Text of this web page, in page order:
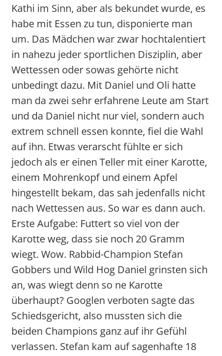
Kathi im Sinn, aber als bekundet wurde, es
habe mit Essen zu tun, disponierte man
um. Das Mädchen war zwar hochtalentiert
in nahezu jeder sportlichen Disziplin, aber
Wettessen oder sowas gehörte nicht
unbedingt dazu. Mit Daniel und Oli hatte
man da zwei sehr erfahrene Leute am Start
und da Daniel nicht nur viel, sondern auch
extrem schnell essen konnte, fiel die Wahl
auf ihn. Etwas verarscht fühlte er sich
jedoch als er einen Teller mit einer Karotte,
einem Mohrenkopf und einem Apfel
hingestellt bekam, das sah jedenfalls nicht
nach Wettessen aus. So war es dann auch.
Erste Aufgabe: Futtert so viel von der
Karotte weg, dass sie noch 20 Gramm
wiegt. Wow. Rabbid-Champion Stefan
Gobbers und Wild Hog Daniel grinsten sich
an, was wiegt denn so ne Karotte
überhaupt? Googlen verboten sagte das
Schiedsgericht, also mussten sich die
beiden Champions ganz auf ihr Gefühl
verlassen. Stefan kam auf sagenhafte 18